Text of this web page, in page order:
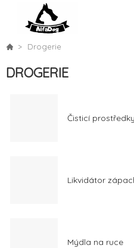
Drogerie
DROGERIE
Čisticí
Likvidátor
Mýdla na ruce